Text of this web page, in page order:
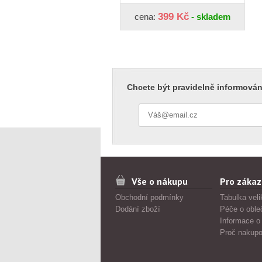
cena: 399 Kč - skladem
Chcete být pravidelně
Vše o nákupu
Obchodní podmínky
Dodání zboží
Pro
Tabulka
Péče o
Informace
Proč